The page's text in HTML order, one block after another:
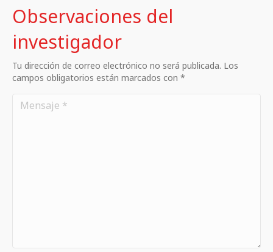
Observaciones del
investigador
Tu dirección de correo electrónico no será publicada. Los
campos obligatorios están marcados con *